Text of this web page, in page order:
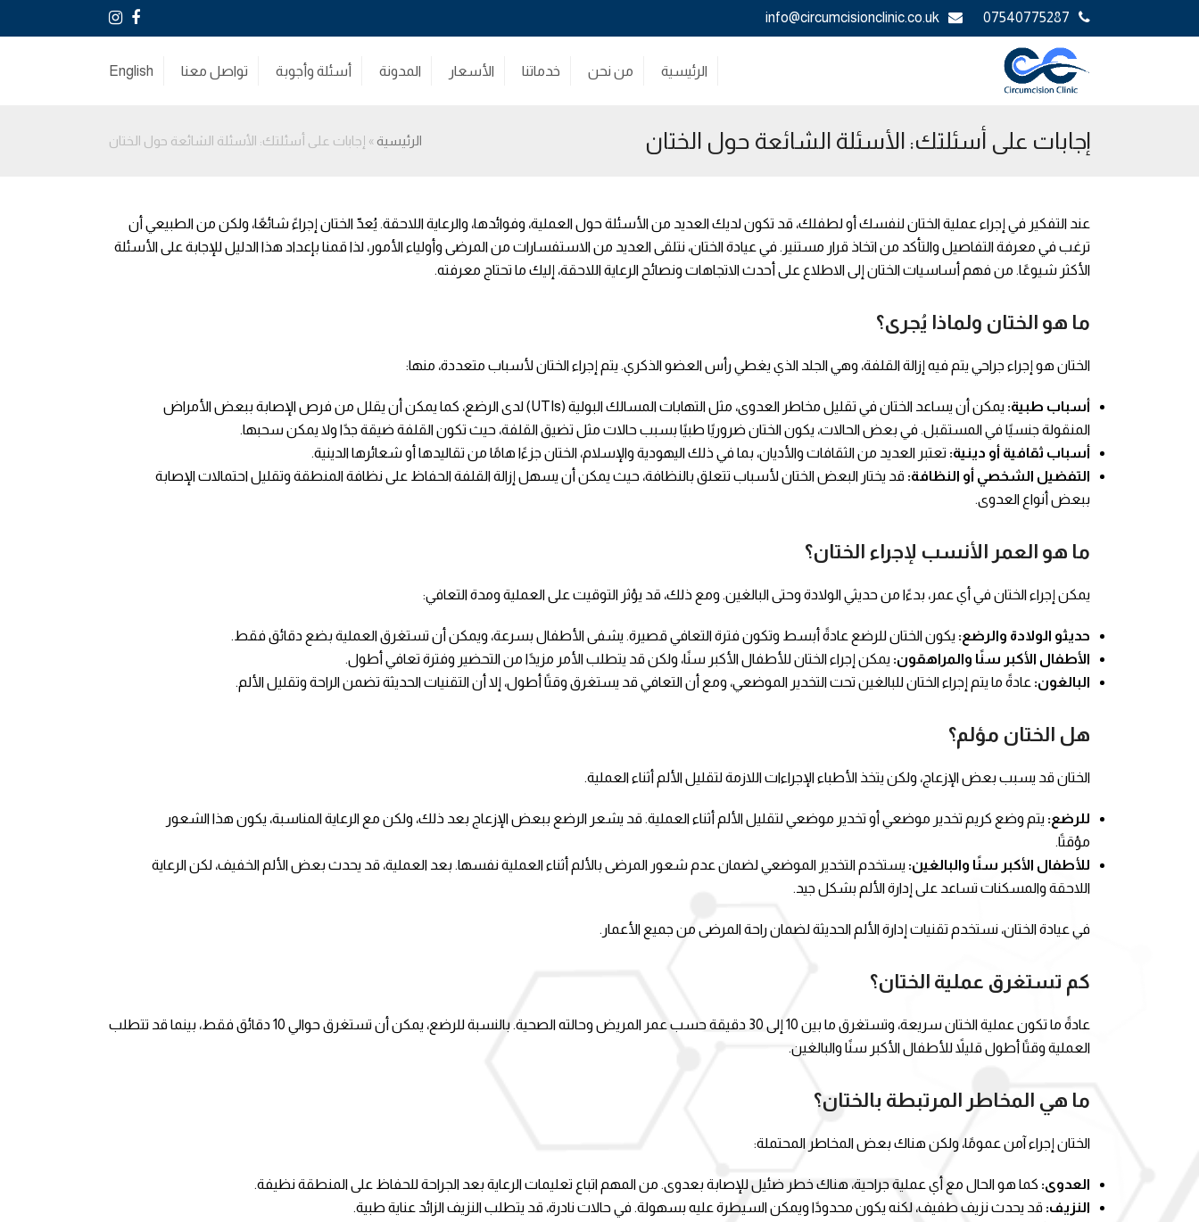
07540775287
info@circumcisionclinic.co.uk
Facebook
الرئيسية من نحن خدماتنا الأسعار المدونة أسئلة وأجوبة تواصل معنا English
إجابات على أسئلتك: الأسئلة الشائعة حول الختان الرئيسية » إجابات على أسئلتك: الأسئلة الشائعة حول الختان
عند التفكير في إجراء عملية الختان لنفسك أو لطفلك، قد تكون لديك العديد من الأسئلة حول العملية، وفوائدها، والرعاية اللاحقة. يُعدّ الختان إجراءً شائعًا، ولكن من الطبيعي أن
ترغب في معرفة التفاصيل والتأكد من اتخاذ قرار مستنير. في عيادة الختان، نتلقى العديد من الاستفسارات من المرضى وأولياء الأمور، لذا قمنا بإعداد هذا الدليل للإجابة على الأسئلة
الأكثر شيوعًا. من فهم أساسيات الختان إلى الاطلاع على أحدث الاتجاهات ونصائح الرعاية اللاحقة، إليك ما تحتاج معرفته.
ما هو الختان ولماذا يُجرى؟
الختان هو إجراء جراحي يتم فيه إزالة القلفة، وهي الجلد الذي يغطي رأس العضو الذكري. يتم إجراء الختان لأسباب متعددة، منها:
أسباب طبية:
يمكن أن يساعد الختان في تقليل مخاطر العدوى، مثل التهابات المسالك البولية (UTIs) لدى الرضع، كما يمكن أن يقلل من فرص الإصابة ببعض الأمراض
المنقولة جنسيًا في المستقبل. في بعض الحالات، يكون الختان ضروريًا طبيًا بسبب حالات مثل تضيق القلفة، حيث تكون القلفة ضيقة جدًا ولا يمكن سحبها.
أسباب ثقافية أو دينية: تعتبر العديد من الثقافات والأديان، بما في ذلك اليهودية والإسلام، الختان جزءًا هامًا من تقاليدها أو شعائرها الدينية.
التفضيل الشخصي أو النظافة: قد يختار البعض الختان لأسباب تتعلق بالنظافة، حيث يمكن أن يسهل إزالة القلفة الحفاظ على نظافة المنطقة وتقليل احتمالات الإصابة
ببعض أنواع العدوى.
ما هو العمر الأنسب لإجراء الختان؟
يمكن إجراء الختان في أي عمر، بدءًا من حديثي الولادة وحتى البالغين. ومع ذلك، قد يؤثر التوقيت على العملية ومدة التعافي:
حديثو الولادة والرضع: يكون الختان للرضع عادةً أبسط وتكون فترة التعافي قصيرة. يشفى الأطفال بسرعة، ويمكن أن تستغرق العملية بضع دقائق فقط.
الأطفال الأكبر سنًا والمراهقون: يمكن إجراء الختان للأطفال الأكبر سنًا، ولكن قد يتطلب الأمر مزيدًا من التحضير وفترة تعافي أطول.
البالغون: عادةً ما يتم إجراء الختان للبالغين تحت التخدير الموضعي، ومع أن التعافي قد يستغرق وقتًا أطول، إلا أن التقنيات الحديثة تضمن الراحة وتقليل الألم.
هل الختان مؤلم؟
الختان قد يسبب بعض الإزعاج، ولكن يتخذ الأطباء الإجراءات اللازمة لتقليل الألم أثناء العملية.
للرضع: يتم وضع كريم تخدير موضعي أو تخدير موضعي لتقليل الألم أثناء العملية. قد يشعر الرضع ببعض الإزعاج بعد ذلك، ولكن مع الرعاية المناسبة، يكون هذا الشعور
مؤقتًا.
للأطفال الأكبر سنًا والبالغين: يستخدم التخدير الموضعي لضمان عدم شعور المرضى بالألم أثناء العملية نفسها. بعد العملية، قد يحدث بعض الألم الخفيف، لكن الرعاية
اللاحقة والمسكنات تساعد على إدارة الألم بشكل جيد.
في عيادة الختان، نستخدم تقنيات إدارة الألم الحديثة لضمان راحة المرضى من جميع الأعمار.
كم تستغرق عملية الختان؟
عادةً ما تكون عملية الختان سريعة، وتستغرق ما بين 10 إلى 30 دقيقة حسب عمر المريض وحالته الصحية. بالنسبة للرضع، يمكن أن تستغرق حوالي 10 دقائق فقط، بينما قد تتطلب
العملية وقتًا أطول قليلاً للأطفال الأكبر سنًا والبالغين.
ما هي المخاطر المرتبطة بالختان؟
الختان إجراء آمن عمومًا، ولكن هناك بعض المخاطر المحتملة:
العدوى: كما هو الحال مع أي عملية جراحية، هناك خطر ضئيل للإصابة بعدوى. من المهم اتباع تعليمات الرعاية بعد الجراحة للحفاظ على المنطقة نظيفة.
النزيف: قد يحدث نزيف طفيف، لكنه يكون محدودًا ويمكن السيطرة عليه بسهولة. في حالات نادرة، قد يتطلب النزيف الزائد عناية طبية.